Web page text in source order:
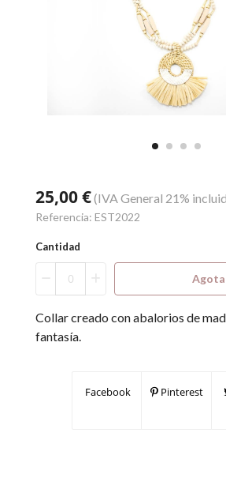
25,00 €(IVA General 21%
Referencia: EST2022
Cantidad
Collar creado con abalorios de
fantasía.
Facebook Pinterest